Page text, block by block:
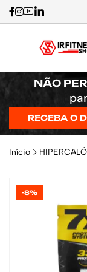
NÃO
RECEBA O
Início
-8%